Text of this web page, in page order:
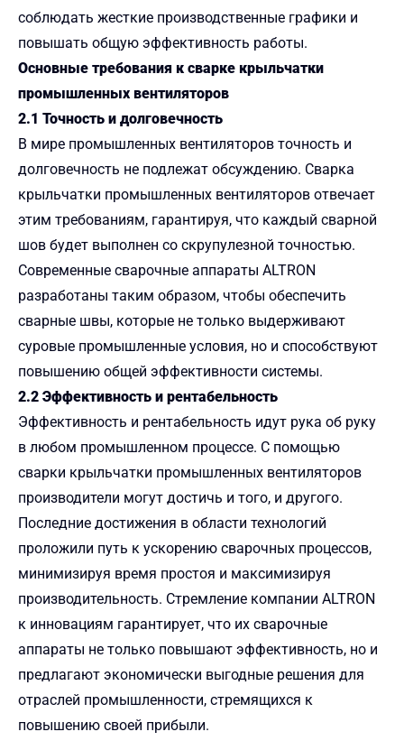
соблюдать жесткие производственные графики и
повышать общую эффективность работы.
Основные требования к сварке крыльчатки
промышленных вентиляторов
2.1 Точность и долговечность
В мире промышленных вентиляторов точность и
долговечность не подлежат обсуждению. Сварка
крыльчатки промышленных вентиляторов отвечает
этим требованиям, гарантируя, что каждый сварной
шов будет выполнен со скрупулезной точностью.
Современные сварочные аппараты ALTRON
разработаны таким образом, чтобы обеспечить
сварные швы, которые не только выдерживают
суровые промышленные условия, но и способствуют
повышению общей эффективности системы.
2.2 Эффективность и рентабельность
Эффективность и рентабельность идут рука об руку
в любом промышленном процессе. С помощью
сварки крыльчатки промышленных вентиляторов
производители могут достичь и того, и другого.
Последние достижения в области технологий
проложили путь к ускорению сварочных процессов,
минимизируя время простоя и максимизируя
производительность. Стремление компании ALTRON
к инновациям гарантирует, что их сварочные
аппараты не только повышают эффективность, но и
предлагают экономически выгодные решения для
отраслей промышленности, стремящихся к
повышению своей прибыли.